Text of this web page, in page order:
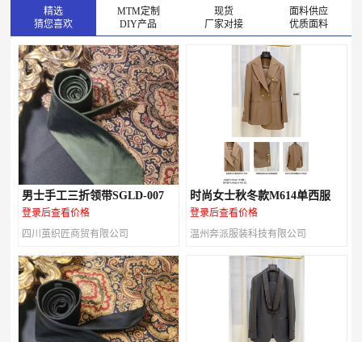
精选
猜您喜欢
MTM定制
DIY产品
现货
厂家对接
面料供应
优质面料
男士手工三折领带SGLD-007
登录后查看价格
四川茧织匠商贸有限公司
时尚女士秋冬款M614单西服
登录后查看价格
温州奔派服装科技有限公司